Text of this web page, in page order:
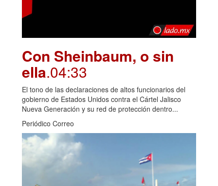
Con Sheinbaum, o sin
ella.04:33
El tono de las declaraciones de altos funcionarios del
gobierno de Estados Unidos contra el Cártel Jalisco
Nueva Generación y su red de protección dentro...
Periódico Correo